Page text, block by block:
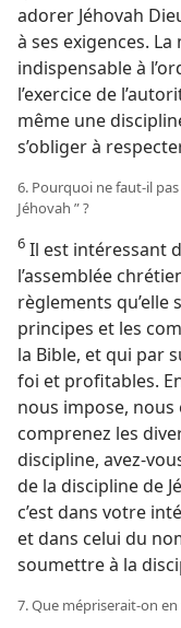
adorer Jéhovah
à ses exigences.
indispensable à
l’exercice de
même une
s’obliger à
6. Pourquoi ne faut-​il
Jéhovah ” ?
6 Il est intéressant
l’assemblée
règlements qu’elle
principes et les
la Bible, et qui par
foi et profitables.
nous impose,
comprenez les
discipline, avez-​
de la discipline de
c’est dans votre
et dans celui du
soumettre à la
7. Que mépriserait-​on